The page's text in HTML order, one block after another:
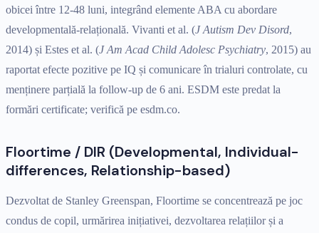
obicei între 12-48 luni, integrând elemente ABA cu abordare
developmentală-relațională. Vivanti et al. (J Autism Dev Disord,
2014) și Estes et al. (J Am Acad Child Adolesc Psychiatry, 2015) au
raportat efecte pozitive pe IQ și comunicare în trialuri controlate, cu
menținere parțială la follow-up de 6 ani. ESDM este predat la
formări certificate; verifică pe esdm.co.
Floortime / DIR (Developmental, Individual-
differences, Relationship-based)
Dezvoltat de Stanley Greenspan, Floortime se concentrează pe joc
condus de copil, urmărirea inițiativei, dezvoltarea relațiilor și a